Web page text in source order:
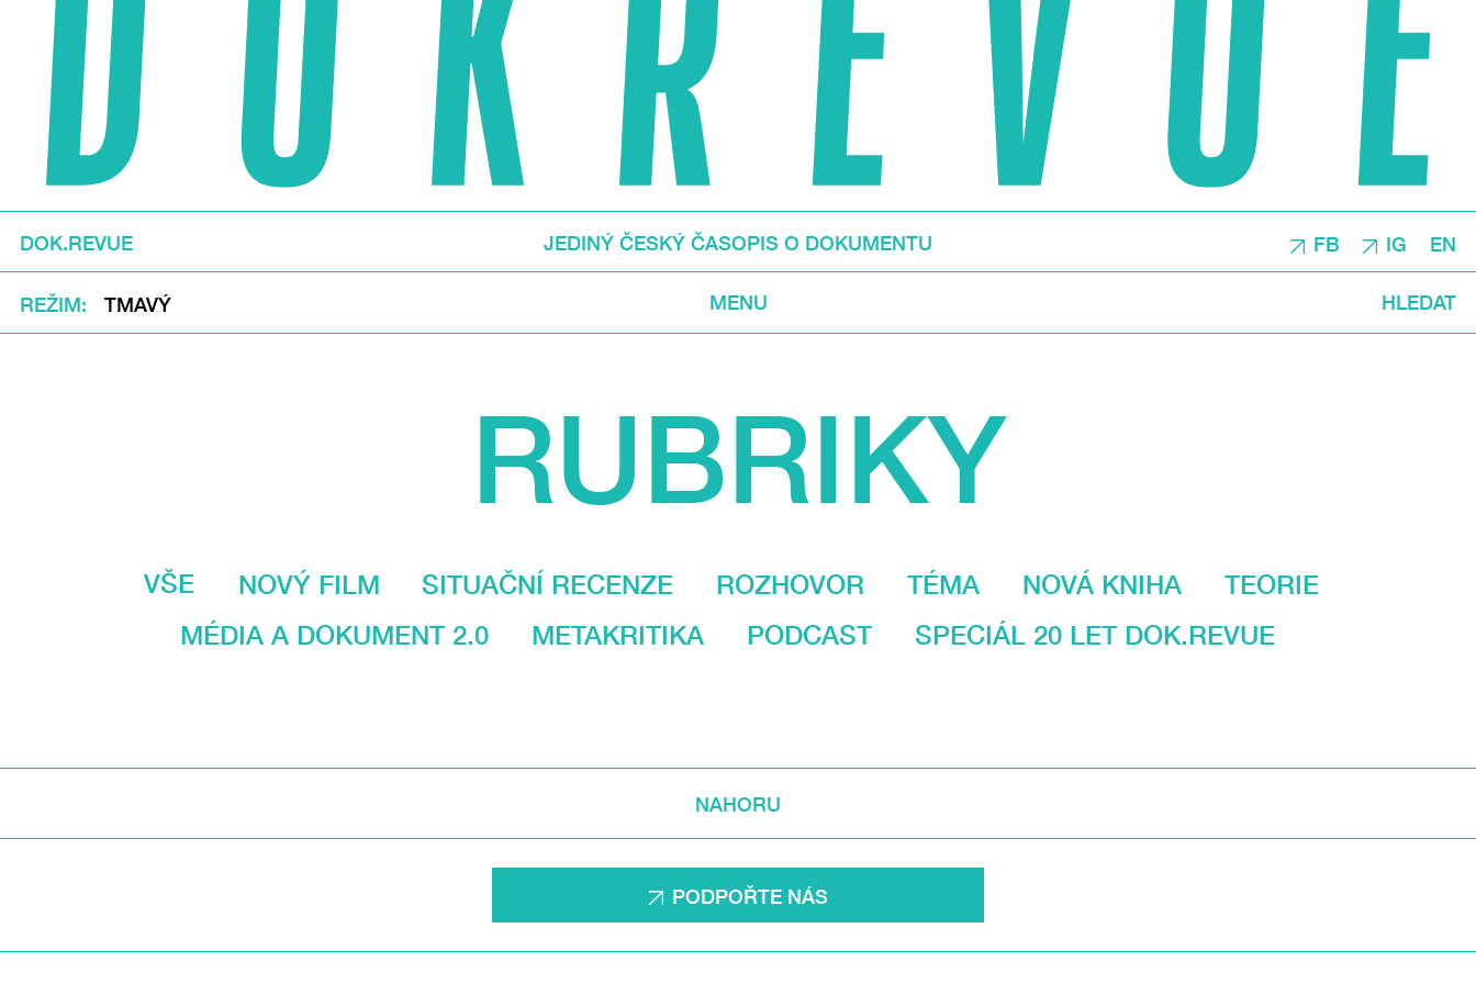
DOK.REVUE JEDINÝ ČESKÝ ČASOPIS O DOKUMENTU FB IG EN
REŽIM TMAVÝ MENU HLEDAT
RUBRIKY
VŠE NOVÝ FILM SITUAČNÍ RECENZE ROZHOVOR TÉMA NOVÁ KNIHA
TEORIE
MÉDIA A DOKUMENT 2.0
METAKRITIKA PODCAST SPECIÁL 20 LET DOK.REVUE
NAHORU
PODPOŘTE NÁS